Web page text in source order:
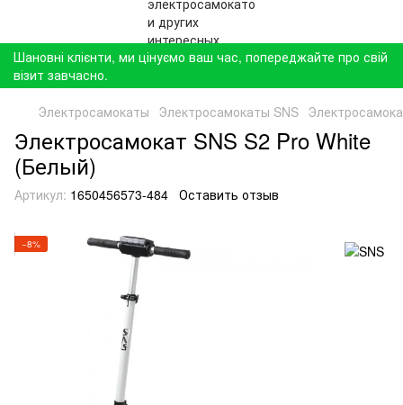
Шановні клієнти, ми цінуємо ваш час, попереджайте про свій
візит завчасно.
Электросамокаты Электросамокаты SNS
Электросамокат SNS S2 Pro White
(Белый)
Артикул: 1650456573-484 Оставить отзыв
−8%